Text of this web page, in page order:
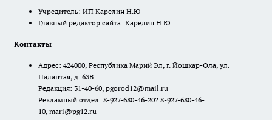
Учредитель: ИП Карелин Н.Ю
Главный редактор сайта: Карелин Н.Ю.
Контакты
Адрес: 424000, Республика Марий Эл, г. Йошкар-Ола, ул.
Палантая, д. 63В
Редакция: 31-40-60, pgorod12@mail.ru
Рекламный отдел: 8-927-680-46-20? 8-927-680-46-
10, mari@pg12.ru